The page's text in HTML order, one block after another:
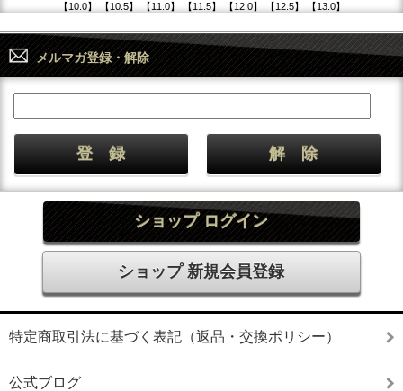
【10.0】 【10.5】 【11.0】 【11.5】 【12.0】 【12.5】 【13.0】
メルマガ登録・解除
ショップ ログイン
ショップ 新規会員登録
特定商取引法に基づく表記（返品・交換ポリシー）
公式ブログ